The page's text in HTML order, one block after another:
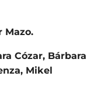
Mazo.
Cózar, Bárbara
Mikel